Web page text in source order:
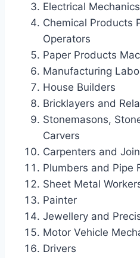
Electrical
Chemical Products
Operators
Paper Products
Manufacturing
House Builders
Bricklayers and
Stonemasons,
Carvers
Carpenters and
Plumbers and Pipe
Sheet Metal
Painter
Jewellery and
Motor Vehicle
Drivers